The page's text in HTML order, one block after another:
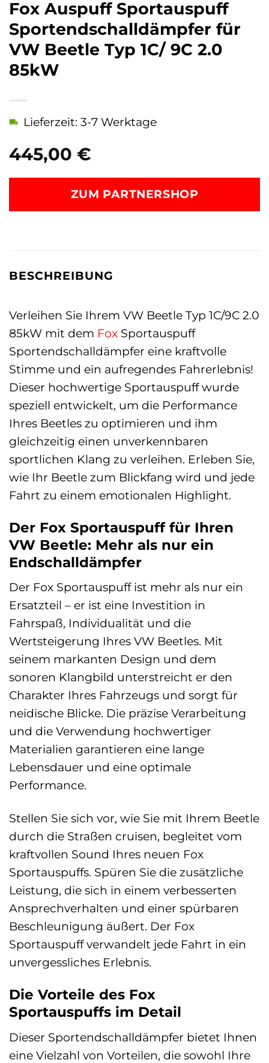
Fox Auspuff Sportauspuff
Sportendschalldämpfer für
VW Beetle Typ 1C/ 9C 2.0
85kW
445,00 €
Lieferzeit: 3-7 Werktage
ZUM PARTNERSHOP
BESCHREIBUNG
Verleihen Sie Ihrem VW Beetle Typ 1C/9C 2.0
85kW mit dem Fox Sportauspuff
Sportendschalldämpfer eine kraftvolle
Stimme und ein aufregendes Fahrerlebnis!
Dieser hochwertige Sportauspuff wurde
speziell entwickelt, um die Performance
Ihres Beetles zu optimieren und ihm
gleichzeitig einen unverkennbaren
sportlichen Klang zu verleihen. Erleben Sie,
wie Ihr Beetle zum Blickfang wird und jede
Fahrt zu einem emotionalen Highlight.
Der Fox Sportauspuff für Ihren
VW Beetle: Mehr als nur ein
Endschalldämpfer
Der Fox Sportauspuff ist mehr als nur ein
Ersatzteil – er ist eine Investition in
Fahrspaß, Individualität und die
Wertsteigerung Ihres VW Beetles. Mit
seinem markanten Design und dem
sonoren Klangbild unterstreicht er den
Charakter Ihres Fahrzeugs und sorgt für
neidische Blicke. Die präzise Verarbeitung
und die Verwendung hochwertiger
Materialien garantieren eine lange
Lebensdauer und eine optimale
Performance.
Stellen Sie sich vor, wie Sie mit Ihrem Beetle
durch die Straßen cruisen, begleitet vom
kraftvollen Sound Ihres neuen Fox
Sportauspuffs. Spüren Sie die zusätzliche
Leistung, die sich in einem verbesserten
Ansprechverhalten und einer spürbaren
Beschleunigung äußert. Der Fox
Sportauspuff verwandelt jede Fahrt in ein
unvergessliches Erlebnis.
Die Vorteile des Fox
Sportauspuffs im Detail
Dieser Sportendschalldämpfer bietet Ihnen
eine Vielzahl von Vorteilen, die sowohl Ihre